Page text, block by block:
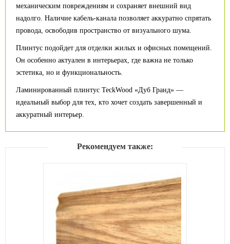
механическим повреждениям и сохраняет внешний вид
надолго. Наличие кабель-канала позволяет аккуратно спрятать
провода, освободив пространство от визуального шума.
Плинтус подойдет для отделки жилых и офисных помещений.
Он особенно актуален в интерьерах, где важна не только
эстетика, но и функциональность.
Ламинированный плинтус TeckWood «Дуб Гранд» —
идеальный выбор для тех, кто хочет создать завершенный и
аккуратный интерьер.
Рекомендуем также: